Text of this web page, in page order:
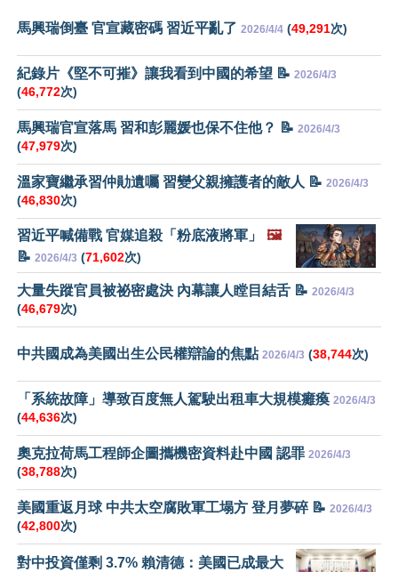
馬興瑞倒臺 官宣藏密碼 習近平亂了 2026/4/4 (49,291次)
紀錄片《堅不可摧》讓我看到中國的希望 📝 2026/4/3
(46,772次)
馬興瑞官宣落馬 習和彭麗媛也保不住他？ 📝 2026/4/3
(47,979次)
溫家寶繼承習仲勛遺囑 習變父親擁護者的敵人 📝 2026/4/3
(46,830次)
習近平喊備戰 官媒追殺「粉底液將軍」
🖼️
📝 2026/4/3 (71,602次)
大量失蹤官員被祕密處決 內幕讓人瞠目結舌 📝 2026/4/3
(46,679次)
中共國成為美國出生公民權辯論的焦點 2026/4/3 (38,744次)
「系統故障」導致百度無人駕駛出租車大規模癱瘓 2026/4/3
(44,636次)
奧克拉荷馬工程師企圖攜機密資料赴中國 認罪 2026/4/3
(38,788次)
美國重返月球 中共太空腐敗軍工塌方 登月夢碎 📝 2026/4/3
(42,800次)
對中投資僅剩 3.7% 賴清德：美國已成最大